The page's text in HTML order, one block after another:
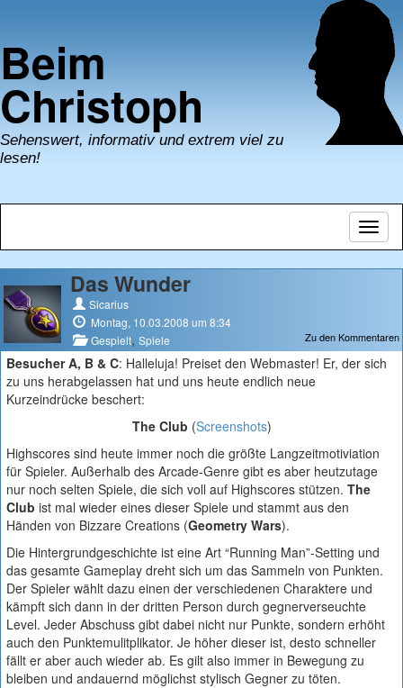
Beim
Christoph
Sehenswert, informativ und extrem viel zu
lesen!
Das Wunder
Sicarius
Montag, 10.03.2008 um 8:34
Zu den Kommentaren
Gespielt, Spiele
Besucher A, B & C: Halleluja! Preiset den Webmaster! Er, der sich
zu uns herabgelassen hat und uns heute endlich neue
Kurzeindrücke beschert:
The Club (Screenshots)
Highscores sind heute immer noch die größte Langzeitmotiviation
für Spieler. Außerhalb des Arcade-Genre gibt es aber heutzutage
nur noch selten Spiele, die sich voll auf Highscores stützen. The
Club ist mal wieder eines dieser Spiele und stammt aus den
Händen von Bizzare Creations (Geometry Wars).
Die Hintergrundgeschichte ist eine Art “Running Man”-Setting und
das gesamte Gameplay dreht sich um das Sammeln von Punkten.
Der Spieler wählt dazu einen der verschiedenen Charaktere und
kämpft sich dann in der dritten Person durch gegnerverseuchte
Level. Jeder Abschuss gibt dabei nicht nur Punkte, sondern erhöht
auch den Punktemulitplikator. Je höher dieser ist, desto schneller
fällt er aber auch wieder ab. Es gilt also immer in Bewegung zu
bleiben und andauernd möglichst stylisch Gegner zu töten.